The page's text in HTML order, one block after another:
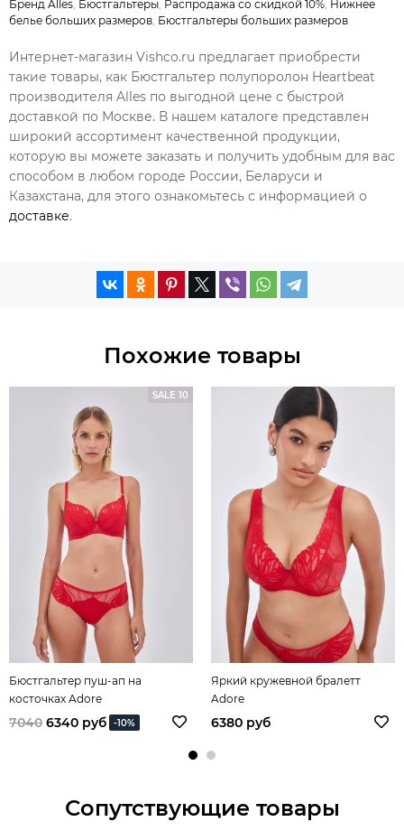
Бренд Alles Бюстгальтеры Распродажа со скидкой 10% Нижнее
белье больших размеров Бюстгальтеры больших размеров
Интернет-магазин Vishco.ru предлагает приобрести
такие товары, как Бюстгальтер полупоролон Heartbeat
производителя Alles по выгодной цене с быстрой
доставкой по Москве. В нашем каталоге представлен
широкий ассортимент качественной продукции,
которую вы можете заказать и получить удобным для вас
способом в любом городе России, Беларуси и
Казахстана, для этого ознакомьтесь с информацией о
доставке.
Похожие товары
SALE 10
Бюстгальтер пуш-ап на
косточках Adore
7040 6340 руб -10%
Яркий кружевной бралетт
Adore
6380 руб
Сопутствующие товары